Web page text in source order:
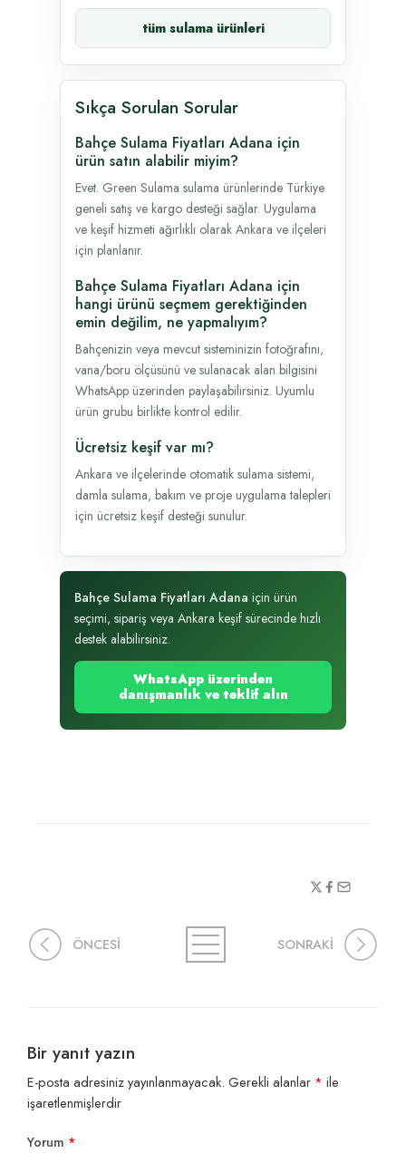
tüm sulama ürünleri
Sıkça Sorulan Sorular
Bahçe Sulama Fiyatları Adana için
ürün satın alabilir miyim?
Evet. Green Sulama sulama ürünlerinde Türkiye
geneli satış ve kargo desteği sağlar. Uygulama
ve keşif hizmeti ağırlıklı olarak Ankara ve ilçeleri
için planlanır.
Bahçe Sulama Fiyatları Adana için
hangi ürünü seçmem gerektiğinden
emin değilim, ne yapmalıyım?
Bahçenizin veya mevcut sisteminizin fotoğrafını,
vana/boru ölçüsünü ve sulanacak alan bilgisini
WhatsApp üzerinden paylaşabilirsiniz. Uyumlu
ürün grubu birlikte kontrol edilir.
Ücretsiz keşif var mı?
Ankara ve ilçelerinde otomatik sulama sistemi,
damla sulama, bakım ve proje uygulama talepleri
için ücretsiz keşif desteği sunulur.
Bahçe Sulama Fiyatları Adana için ürün
seçimi, sipariş veya Ankara keşif sürecinde hızlı
destek alabilirsiniz.
WhatsApp üzerinden
danışmanlık ve teklif alın
ÖNCESİ SONRAKİ
Bir yanıt yazın
E-posta adresiniz yayınlanmayacak. Gerekli alanlar * ile
işaretlenmişlerdir
Yorum *